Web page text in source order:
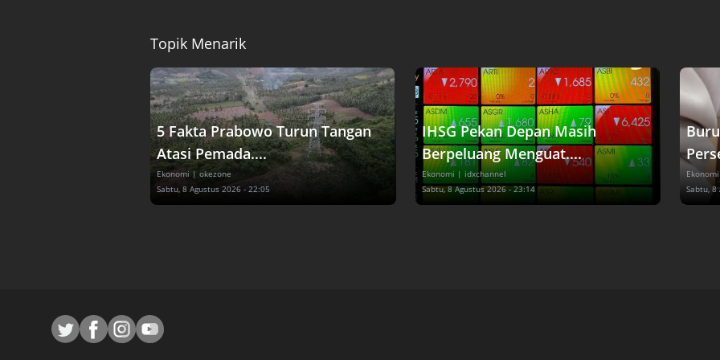
Topik Menarik
5 Fakta Prabowo Turun Tangan
Atasi Pemada....
Ekonomi | okezone
Sabtu, 8 Agustus 2026 - 22:05
IHSG Pekan Depan Masih
Berpeluang Menguat....
Ekonomi | idxchannel
Sabtu, 8 Agustus 2026 - 23:14
Ekonomi
Sabtu, 8